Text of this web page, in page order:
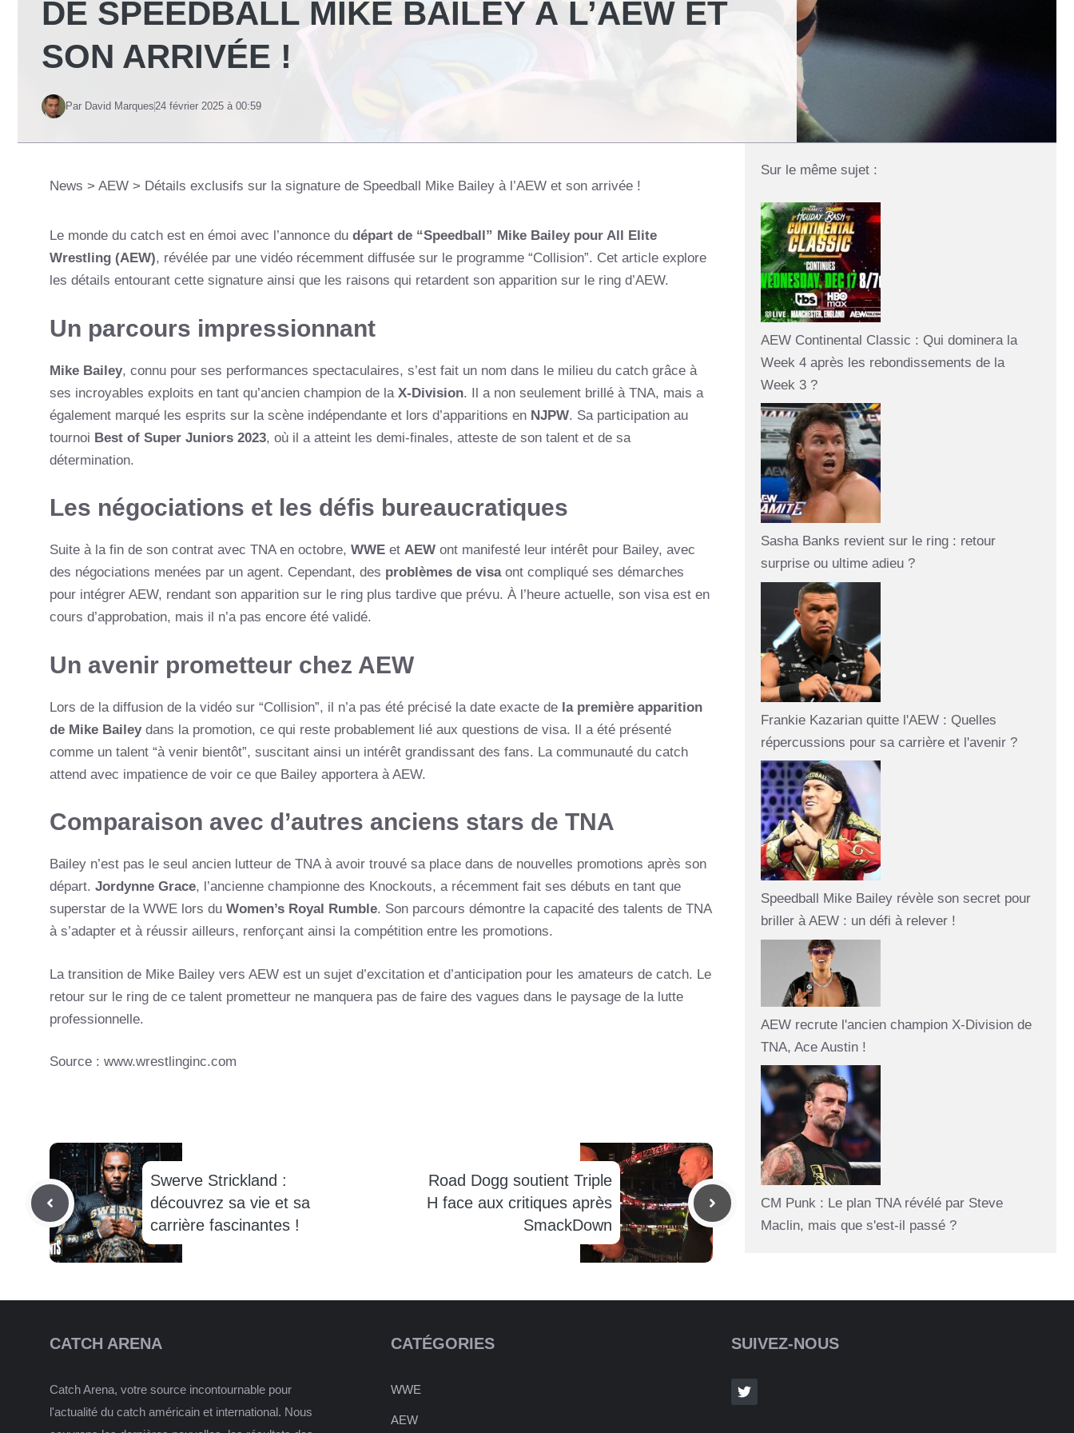
DE SPEEDBALL MIKE BAILEY À L’AEW ET
SON ARRIVÉE !
Par David Marques24 février 2025 à 00:59
News > AEW > Détails exclusifs sur la signature de Speedball Mike Bailey à l’AEW et son arrivée !
Le monde du catch est en émoi avec l’annonce du départ de “Speedball” Mike Bailey pour All Elite
Wrestling (AEW), révélée par une vidéo récemment diffusée sur le programme “Collision”. Cet article explore
les détails entourant cette signature ainsi que les raisons qui retardent son apparition sur le ring d’AEW.
Un parcours impressionnant
Mike Bailey, connu pour ses performances spectaculaires, s’est fait un nom dans le milieu du catch grâce à
ses incroyables exploits en tant qu’ancien champion de la X-Division. Il a non seulement brillé à TNA, mais a
également marqué les esprits sur la scène indépendante et lors d’apparitions en NJPW. Sa participation au
tournoi Best of Super Juniors 2023, où il a atteint les demi-finales, atteste de son talent et de sa
détermination.
Les négociations et les défis bureaucratiques
Suite à la fin de son contrat avec TNA en octobre, WWE et AEW ont manifesté leur intérêt pour Bailey, avec
des négociations menées par un agent. Cependant, des problèmes de visaont compliqué ses démarches
pour intégrer AEW, rendant son apparition sur le ring plus tardive que prévu. À l’heure actuelle, son visa est en
cours d’approbation, mais il n’a pas encore été validé.
Un avenir prometteur chez AEW
Lors de la diffusion de la vidéo sur “Collision”, il n’a pas été précisé la date exacte de la première apparition
de Mike Baileydans la promotion, ce qui reste probablement lié aux questions de visa. Il a été présenté
comme un talent “à venir bientôt”, suscitant ainsi un intérêt grandissant des fans. La communauté du catch
attend avec impatience de voir ce que Bailey apportera à AEW.
Comparaison avec d’autres anciens stars de TNA
Bailey n’est pas le seul ancien lutteur de TNA à avoir trouvé sa place dans de nouvelles promotions après son
départ. Jordynne Grace, l’ancienne championne des Knockouts, a récemment fait ses débuts en tant que
superstar de la WWE lors du Women’s Royal Rumble. Son parcours démontre la capacité des talents de TNA
à s’adapter et à réussir ailleurs, renforçant ainsi la compétition entre les promotions.
La transition de Mike Bailey vers AEW est un sujet d’excitation et d’anticipation pour les amateurs de catch. Le
retour sur le ring de ce talent prometteur ne manquera pas de faire des vagues dans le paysage de la lutte
professionnelle.
Source : www.wrestlinginc.com
Swerve Strickland :
découvrez sa vie et sa
carrière fascinantes !
Road Dogg soutient Triple
H face aux critiques après
SmackDown
Sur le même sujet :
AEW Continental Classic : Qui dominera la
Week 4 après les rebondissements de la
Week 3 ?
Sasha Banks revient sur le ring : retour
surprise ou ultime adieu ?
Frankie Kazarian quitte l'AEW : Quelles
répercussions pour sa carrière et l'avenir ?
Speedball Mike Bailey révèle son secret pour
briller à AEW : un défi à relever !
AEW recrute l'ancien champion X-Division de
TNA, Ace Austin !
CM Punk : Le plan TNA révélé par Steve
Maclin, mais que s'est-il passé ?
CATCH ARENA
Catch Arena, votre source incontournable pour
l'actualité du catch américain et international. Nous
CATÉGORIES
WWE
AEW
SUIVEZ-NOUS